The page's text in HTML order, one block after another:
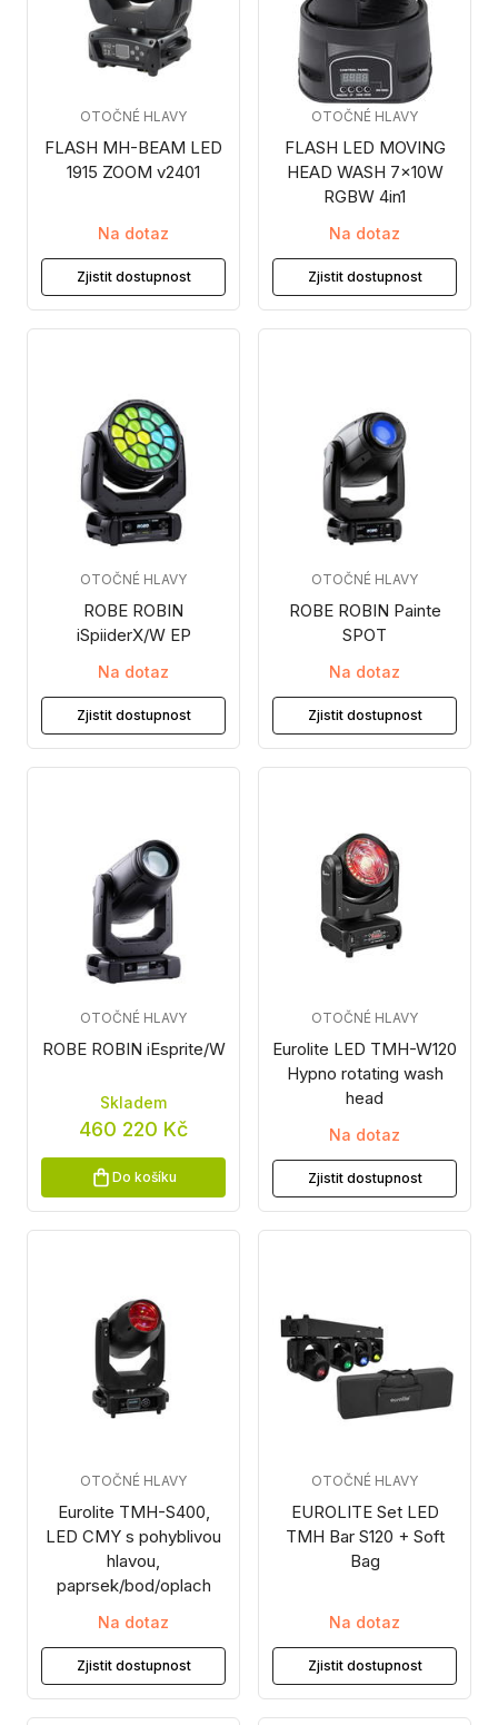
FLASH MH-BEAM LED
1915 ZOOM v2401
OTOČNÉ HLAVY
Na dotaz
Zjistit dostupnost
FLASH LED MOVING
HEAD WASH 7x10W
RGBW 4in1
OTOČNÉ HLAVY
Na dotaz
Zjistit dostupnost
ROBE ROBIN
iSpiiderX/W EP
OTOČNÉ HLAVY
Na dotaz
Zjistit dostupnost
ROBE ROBIN Painte
SPOT
OTOČNÉ HLAVY
Na dotaz
Zjistit dostupnost
ROBE ROBIN iEsprite/W
OTOČNÉ HLAVY
Skladem
460 220 Kč
Do košíku
Eurolite LED TMH-W120
Hypno rotating wash
head
OTOČNÉ HLAVY
Na dotaz
Zjistit dostupnost
Eurolite TMH-S400,
LED CMY s pohyblivou
hlavou,
paprsek/bod/oplach
OTOČNÉ HLAVY
Na dotaz
Zjistit dostupnost
EUROLITE Set LED
TMH Bar S120 + Soft
Bag
OTOČNÉ HLAVY
Na dotaz
Zjistit dostupnost